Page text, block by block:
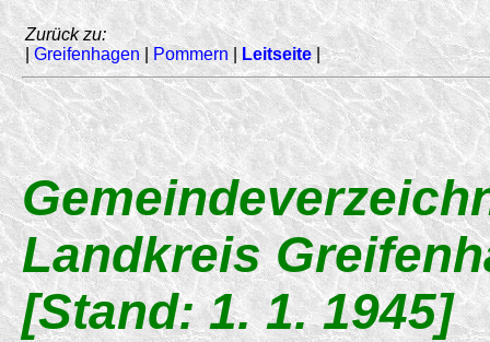
Zurück zu:
| Greifenhagen |Pommern| Leitseite |
Landkreis
[Stand: 1. 1. 1945]